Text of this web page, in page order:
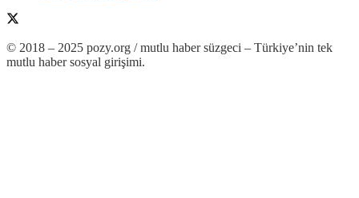
© 2018 – 2025 pozy.org / mutlu haber süzgeci – Türkiye’nin tek
mutlu haber sosyal girişimi.